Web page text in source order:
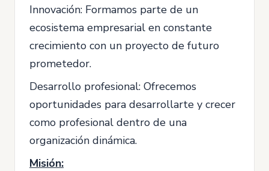
Innovación: Formamos parte de un
ecosistema empresarial en constante
crecimiento con un proyecto de futuro
prometedor.
Desarrollo profesional: Ofrecemos
oportunidades para desarrollarte y crecer
como profesional dentro de una
organización dinámica.
Misión: